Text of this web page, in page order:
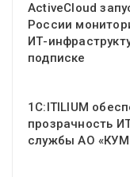
ActiveCloud
России
ИТ-
подписке
1С:ITILIUM
прозрачность
службы АО